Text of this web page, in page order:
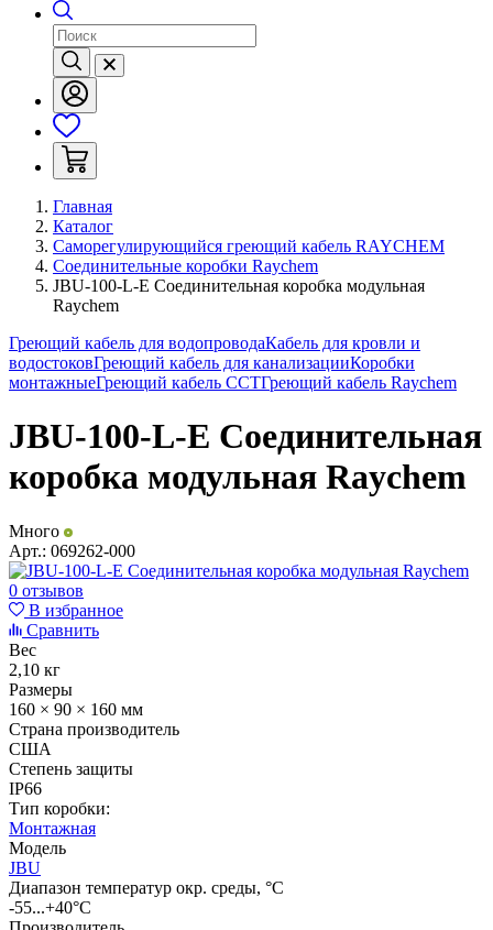
Главная
Каталог
Саморегулирующийся греющий кабель RAYCHEM
Соединительные коробки Raychem
JBU-100-L-E Соединительная коробка модульная
Raychem
Греющий кабель для водопроводаКабель для кровли и
водостоковГреющий кабель для канализацииКоробки
монтажныеГреющий кабель ССТГреющий кабель Raychem
JBU-100-L-E Соединительная
коробка модульная Raychem
Много
Арт.: 069262-000
0 отзывов
В избранное
Сравнить
Вес
2,10 кг
Размеры
160 × 90 × 160 мм
Страна производитель
США
Степень защиты
IP66
Тип коробки:
Монтажная
Модель
JBU
Диапазон температур окр. среды, °С
-55...+40°C